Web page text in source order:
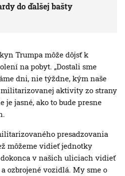
do ďalšej bašty
Trumpa môže dôjsť k
na pobyt. „Dostali sme
dni, nie týždne, kým naše
aktivity zo strany
jasné, ako to bude presne
presadzovania
môžeme vidieť jednotky
v našich uliciach vidieť
ozbrojené vozidlá. My sme o